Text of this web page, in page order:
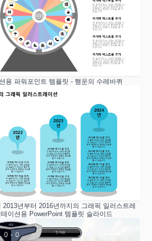
용 파워포인트 템플릿 - 행운의 수레바퀴
년부터 2016년까지의 그래픽 일러스트레
이션용 PowerPoint 템플릿 슬라이드